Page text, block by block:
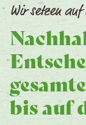
Wir setzen
bis auf